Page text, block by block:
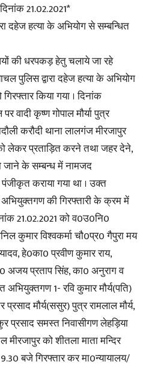
21.02.2021*
दहेज हत्या के अभियोग से सम्बन्धित
की धरपकड़ हेतु चलाये जा रहे
पुलिस द्वारा दहेज हत्या के अभियोग
किया गया । दिनांक
वादी कृष्ण गोपाल मौर्या पुत्र
करौदी थाना लालगंज मीरजापुर
लेकर प्रताड़ित करने तथा जहर देने,
जाने के सम्बन्ध में नामजद
कराया गया था । उक्त
अभियुक्तगण की गिरफ्तारी के क्रम में
21.02.2021 को व0उ0नि0
कुमार विश्वकर्मा चौ0प्र0 गैपुरा मय
हे0का0 प्रवीण कुमार राय,
अजय प्रताप सिंह, का0 अनुराग व
अभियुक्तगण 1- रवि कुमार मौर्य(पति)
मौर्य(ससुर) पुत्र रामलाल मौर्य,
प्रसाद समस्त निवासीगण लेहड़िया
मीरजापुर को शीतला माता मन्दिर
बजे गिरफ्तार कर मा0न्यायालय/